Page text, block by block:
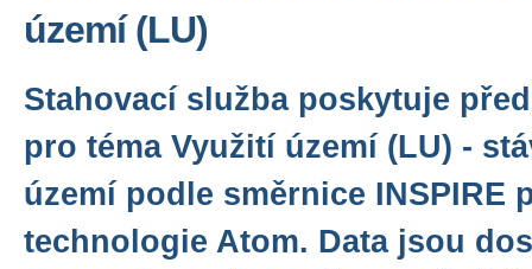
území (LU)
Stahovací služba poskytuje
pro téma Využití území (LU) -
území podle směrnice INSPIRE
technologie Atom. Data jsou